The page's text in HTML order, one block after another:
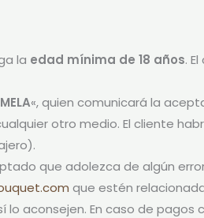
la edad mínima de 18 años.
«, quien comunicará la
otro medio. El cliente
que adolezca de algún
que estén
aconsejen. En caso de pagos